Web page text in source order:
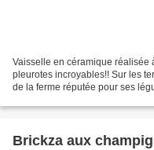
Vaisselle en céramique réalisée
pleurotes incroyables!! Sur les
de la ferme réputée pour ses
Brickza aux